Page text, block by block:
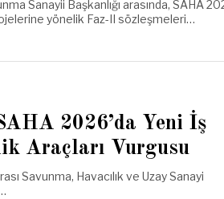
Sanayii Başkanlığı arasında, SAHA
yönelik Faz-II sözleşmeleri…
2026’da Yeni İş
Araçları Vurgusu
Savunma, Havacılık ve Uzay Sanayi